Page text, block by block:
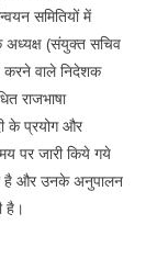
समितियों में
अध्यक्ष (संयुक्त सचिव
करने वाले निदेशक
राजभाषा
के प्रयोग और
पर जारी किये गये
है और उनके अनुपालन
है।